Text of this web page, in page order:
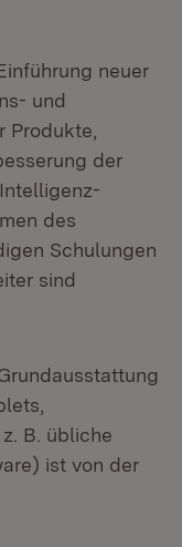
neuer
und
Produkte,
der
des
Schulungen
sind
B. übliche
ist von der